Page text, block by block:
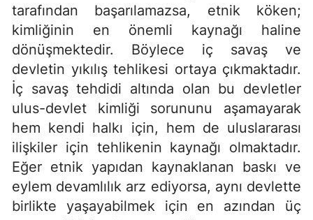
tarafından başarılamazsa, etnik köken;
kimliğinin en önemli kaynağı haline
dönüşmektedir. Böylece iç savaş ve
devletin yıkılış tehlikesi ortaya çıkmaktadır.
İç savaş tehdidi altında olan bu devletler
ulus-devlet kimliği sorununu aşamayarak
hem kendi halkı için, hem de uluslararası
ilişkiler için tehlikenin kaynağı olmaktadır.
Eğer etnik yapıdan kaynaklanan baskı ve
eylem devamlılık arz ediyorsa, aynı devlette
birlikte yaşayabilmek için en azından üç